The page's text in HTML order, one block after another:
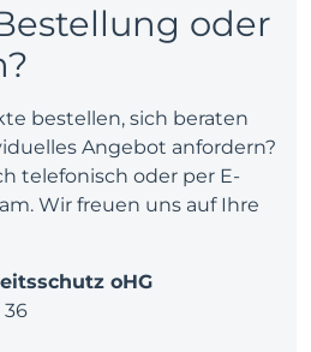
oder
bestellen, sich beraten
Angebot anfordern?
telefonisch oder per E-
Wir freuen uns auf Ihre
oHG